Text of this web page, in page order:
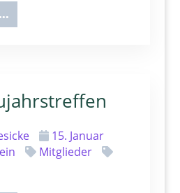
15. Januar
Mitglieder